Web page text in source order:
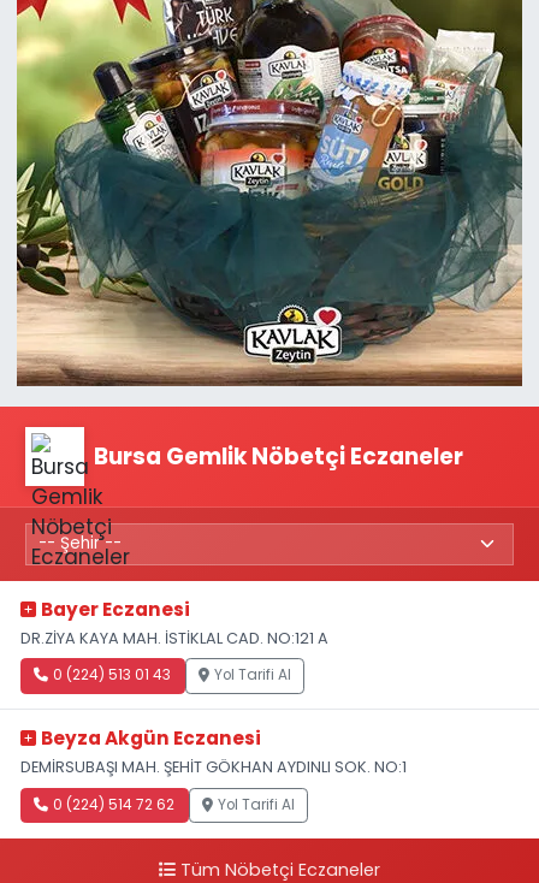
Bursa Gemlik Nöbetçi Eczaneler
Bayer Eczanesi
DR.ZİYA KAYA MAH. İSTİKLAL CAD. NO:121 A
0 (224) 513 01 43 Yol Tarifi Al
Beyza Akgün Eczanesi
DEMİRSUBAŞI MAH. ŞEHİT GÖKHAN AYDINLI SOK. NO:1
0 (224) 514 72 62 Yol Tarifi Al
Tüm Nöbetçi Eczaneler